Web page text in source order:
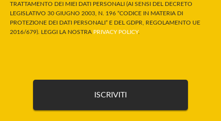
TRATTAMENTO DEI MIEI DATI PERSONALI (AI SENSI DEL DECRETO
LEGISLATIVO 30 GIUGNO 2003, N. 196 “CODICE IN MATERIA DI
PROTEZIONE DEI DATI PERSONALI” E DEL GDPR, REGOLAMENTO UE
2016/679). LEGGI LA NOSTRA PRIVACY POLICY.